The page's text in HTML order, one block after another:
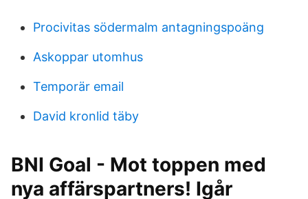
Procivitas södermalm antagningspoäng
Askoppar utomhus
Temporär email
David kronlid täby
BNI Goal - Mot toppen med
nya affärspartners! Igår